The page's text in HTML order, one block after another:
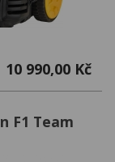
10 990,00 Kč
F1 Team